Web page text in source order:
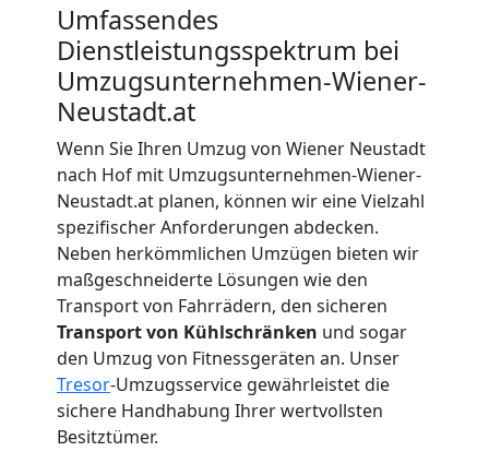
Umfassendes
Dienstleistungsspektrum bei
Umzugsunternehmen-Wiener-
Neustadt.at
Wenn Sie Ihren Umzug von Wiener Neustadt
nach Hof mit Umzugsunternehmen-Wiener-
Neustadt.at planen, können wir eine Vielzahl
spezifischer Anforderungen abdecken.
Neben herkömmlichen Umzügen bieten wir
maßgeschneiderte Lösungen wie den
Transport von Fahrrädern, den sicheren
Transport von Kühlschränken und sogar
den Umzug von Fitnessgeräten an. Unser
Tresor-Umzugsservice gewährleistet die
sichere Handhabung Ihrer wertvollsten
Besitztümer.
Möbeltransport
Wiener
Neustadt
Beiladung
Wiener
Neustadt
Mini